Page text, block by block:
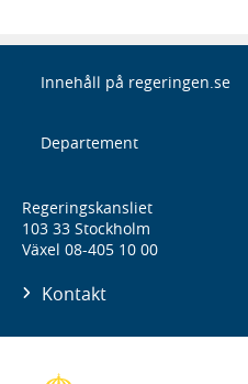
Innehåll på regeringen.se
Departement
Regeringskansliet
103 33 Stockholm
Växel 08-405 10 00
Kontakt